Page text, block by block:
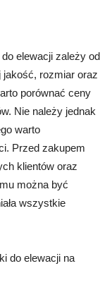
elewacji zależy od
jakość, rozmiar oraz
porównać ceny
Nie należy jednak
warto
Przed zakupem
klientów oraz
można być
wszystkie
do elewacji na